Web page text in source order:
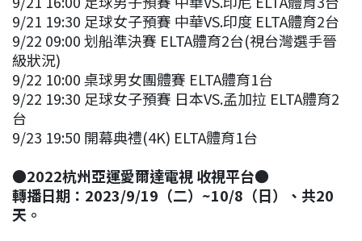
9/21 19:30 足球女子預賽 中華VS.印度 ELTA體育2台
9/22 09:00 划船準決賽 ELTA體育2台(視台灣選手晉
級狀況)
9/22 10:00 桌球男女團體賽 ELTA體育1台
9/22 19:30 足球女子預賽 日本VS.孟加拉 ELTA體育2
台
9/23 19:50 開幕典禮(4K) ELTA體育1台
●2022杭州亞運愛爾達電視 收視平台●
轉播日期：2023/9/19（二）~10/8（日）、共20
天。